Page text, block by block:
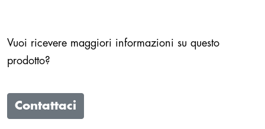
Vuoi ricevere maggiori informazioni su questo
prodotto?
Contattaci